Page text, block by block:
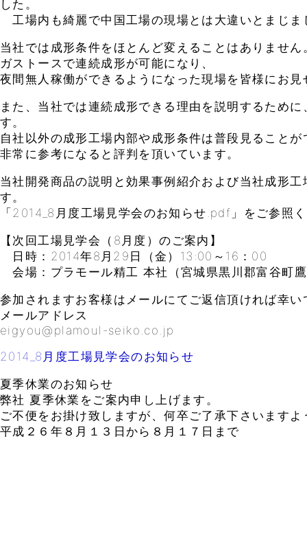
した。
工場内も綺麗で中国工場の現場とは大違いとまじま
当社では成形条件をほとんど変えることはありません
ガストースで連続成形が可能になり、
夜間無人稼働ができるようになった現場を皆様にお見
また、当社では連続成形できる理由を説明するため
す。
自社以外の成形工場内部や成形条件は普段見ること
非常に参考になると評判を頂いています。
当社開発商品の説明と効果事例紹介および当社成形
す。
「2014_8月度工場見学会のお知らせ.pdf」をご参照
【次回工場見学会（8月度）のご案内】
日時：2014年8月29日（金）13:00～16：00
会場：プラモール精工 本社（宮城県黒川郡富谷町
参加されますお客様はメールにてご返信頂ければ幸い
メールアドレス
eigyou@plamoul-seiko.co.jp
2014_8月度工場見学会のお知らせ
夏季休業のお知らせ
弊社 夏季休業をご案内申し上げます。
ご不便をお掛け致しますが、何卒ご了承下さいます
平成２６年８月１３日から８月１７日まで